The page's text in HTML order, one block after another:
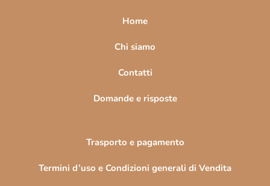
Home
Chi siamo
Contatti
Domande e risposte
Trasporto e pagamento
Termini d’uso e Condizioni generali di Vendita